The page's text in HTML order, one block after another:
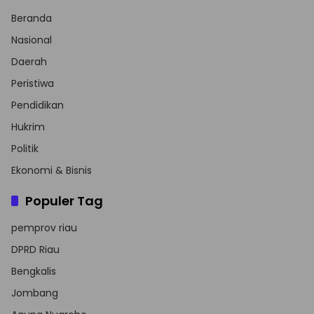
Beranda
Nasional
Daerah
Peristiwa
Pendidikan
Hukrim
Politik
Ekonomi & Bisnis
Populer Tag
pemprov riau
DPRD Riau
Bengkalis
Jombang